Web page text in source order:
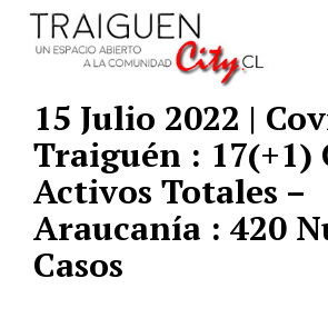
15 Julio 2022 |
Traiguén : 17(+1)
Activos Totales –
Araucanía : 420
Casos